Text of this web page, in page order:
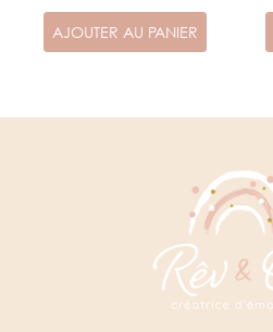
AJOUTER AU PANIER